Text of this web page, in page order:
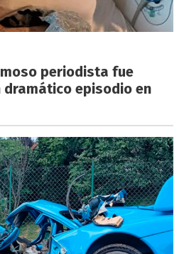
periodista fue
episodio en